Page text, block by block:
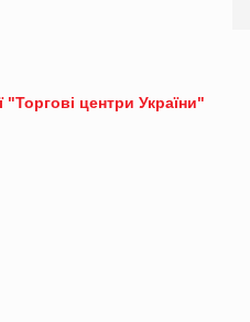
"Торгові центри України"